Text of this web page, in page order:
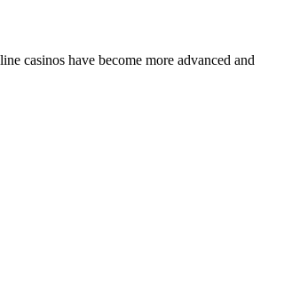
casinos have become more advanced and